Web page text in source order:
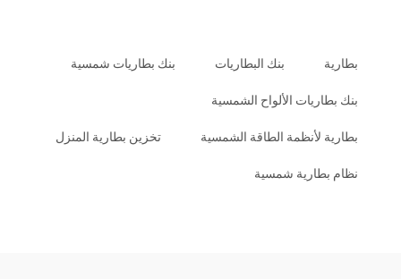
بطارية بنك البطاريات بنك بطاريات شمسية
بنك بطاريات الألواح الشمسية
بطارية لأنظمة الطاقة الشمسية تخزين بطارية المنزل
نظام بطارية شمسية